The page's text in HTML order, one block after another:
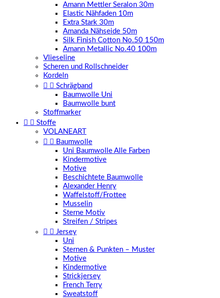
Amann Mettler Seralon 30m
Elastic Nähfaden 10m
Extra Stark 30m
Amanda Nähseide 50m
Silk Finish Cotton No.50 150m
Amann Metallic No.40 100m
Vlieseline
Scheren und Rollschneider
Kordeln
  Schrägband
Baumwolle Uni
Baumwolle bunt
Stoffmarker
  Stoffe
VOLANEART
  Baumwolle
Uni Baumwolle Alle Farben
Kindermotive
Motive
Beschichtete Baumwolle
Alexander Henry
Waffelstoff/Frottee
Musselin
Sterne Motiv
Streifen / Stripes
  Jersey
Uni
Sternen & Punkten – Muster
Motive
Kindermotive
Strickjersey
French Terry
Sweatstoff